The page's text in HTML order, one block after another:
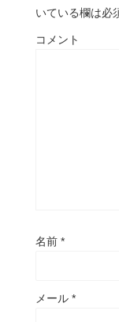
いている欄は必
コメント
名前 *
メール *